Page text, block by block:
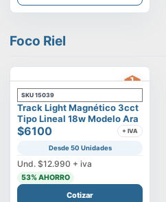
Foco Riel
SKU 15039
Track Light Magnético 3cct
Tipo Lineal 18w Modelo Ara
$6100 + IVA
Desde 50 Unidades
Und. $12.990 + iva
53% AHORRO
Cotizar